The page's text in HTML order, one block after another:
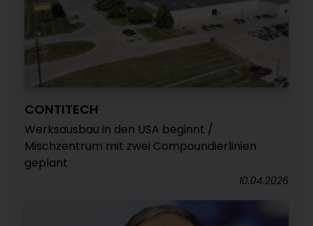
CONTITECH
Werksausbau in den USA beginnt /
Mischzentrum mit zwei Compoundierlinien
geplant
10.04.2026